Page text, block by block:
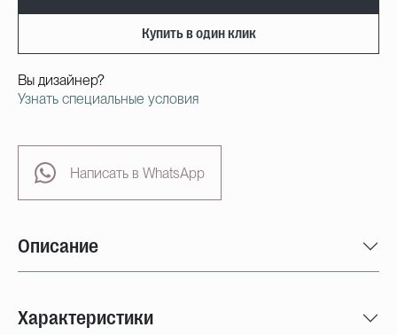
Купить в один клик
Вы дизайнер?
Узнать специальные условия
Написать в WhatsApp
Описание
Характеристики